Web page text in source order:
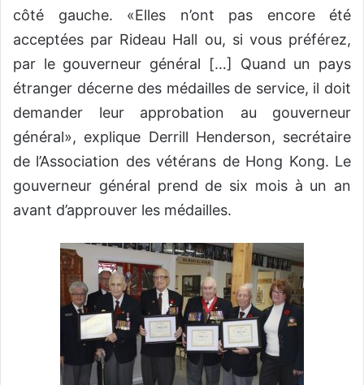
côté gauche. «Elles n’ont pas encore été
acceptées par Rideau Hall ou, si vous préférez,
par le gouverneur général […] Quand un pays
étranger décerne des médailles de service, il doit
demander leur approbation au gouverneur
général», explique Derrill Henderson, secrétaire
de l’Association des vétérans de Hong Kong. Le
gouverneur général prend de six mois à un an
avant d’approuver les médailles.